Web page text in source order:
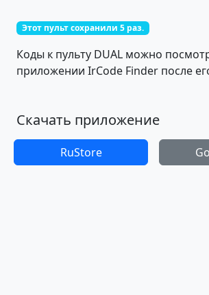
Этот пульт сохранили 5 раз.
Коды к пульту DUAL можно
приложении IrCode Finder после
Скачать приложение
RuStore